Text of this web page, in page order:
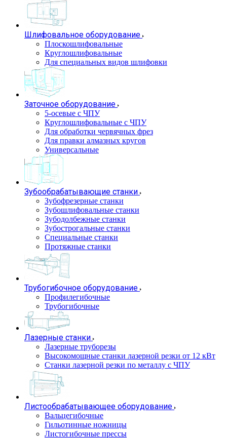
Шлифовальное оборудование
Плоскошлифовальные
Круглошлифовальные
Для специальных видов шлифовки
Заточное оборудование
5-осевые с ЧПУ
Круглошлифовальные с ЧПУ
Для обработки червячных фрез
Для правки алмазных кругов
Универсальные
Зубообрабатывающие станки
Зубофрезерные станки
Зубошлифовальные станки
Зубодолбежные станки
Зубострогальные станки
Специальные станки
Протяжные станки
Трубогибочное оборудование
Профилегибочные
Трубогибочные
Лазерные станки
Лазерные труборезы
Высокомощные станки лазерной резки от 12 кВт
Станки лазерной резки по металлу с ЧПУ
Листообрабатывающее оборудование
Вальцегибочные
Гильотинные ножницы
Листогибочные прессы